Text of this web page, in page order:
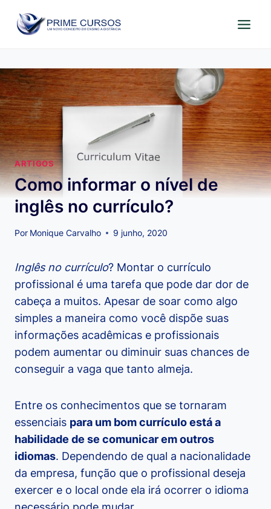
para
ARTIGOS
Como informar o nível de
inglês no currículo?
Por Monique Carvalho 9 junho, 2020
Inglês no currículo? Montar o currículo
profissional é uma tarefa que pode dar dor de
cabeça a muitos. Apesar de soar como algo
simples a maneira como você dispõe suas
informações acadêmicas e profissionais
podem aumentar ou diminuir suas chances de
conseguir a vaga que tanto almeja.
Entre os conhecimentos que se tornaram
essenciais para um bom currículo está a
habilidade de se comunicar em outros
idiomas. Dependendo de qual a nacionalidade
da empresa, função que o profissional deseja
exercer e o local onde ela irá ocorrer o idioma